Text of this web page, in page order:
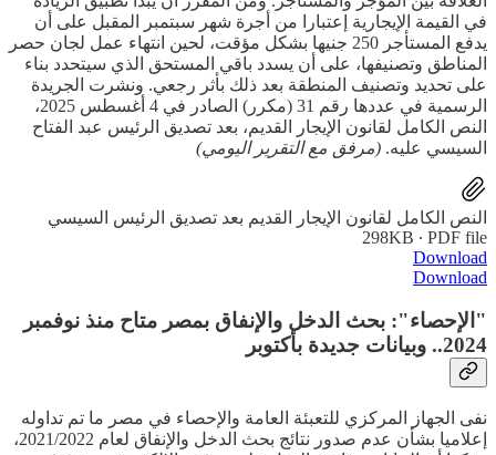
في القيمة الإيجارية إعتبارا من أجرة شهر سبتمبر المقبل على أن
يدفع المستأجر 250 جنيها بشكل مؤقت، لحين انتهاء عمل لجان حصر
المناطق وتصنيفها، على أن يسدد باقي المستحق الذي سيتحدد بناء
على تحديد وتصنيف المنطقة بعد ذلك بأثر رجعي. ونشرت الجريدة
الرسمية في عددها رقم 31 (مكرر) الصادر في 4 أغسطس 2025،
النص الكامل لقانون الإيجار القديم، بعد تصديق الرئيس عبد الفتاح
السيسي عليه. (مرفق مع التقرير اليومي)
النص الكامل لقانون الإيجار القديم بعد تصديق الرئيس السيسي
298KB ∙ PDF file
Download
Download
"الإحصاء": بحث الدخل والإنفاق بمصر متاح منذ نوفمبر
2024.. وبيانات جديدة بأكتوبر
نفى الجهاز المركزي للتعبئة العامة والإحصاء في مصر ما تم تداوله
إعلاميا بشأن عدم صدور نتائج بحث الدخل والإنفاق لعام 2021/2022،